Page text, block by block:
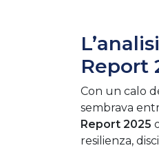
Report
Con un calo
sembrava
Report 2025
resilienza,